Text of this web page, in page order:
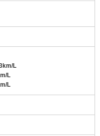
L
L
L